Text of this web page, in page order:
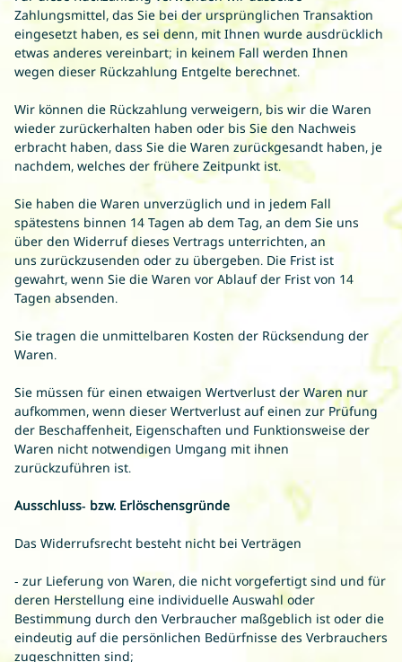
Zahlungsmittel, das Sie bei der ursprünglichen Transaktion
eingesetzt haben, es sei denn, mit Ihnen wurde ausdrücklich
etwas anderes vereinbart; in keinem Fall werden Ihnen
wegen dieser Rückzahlung Entgelte berechnet.
Wir können die Rückzahlung verweigern, bis wir die Waren
wieder zurückerhalten haben oder bis Sie den Nachweis
erbracht haben, dass Sie die Waren zurückgesandt haben, je
nachdem, welches der frühere Zeitpunkt ist.
Sie haben die Waren unverzüglich und in jedem Fall
spätestens binnen 14 Tagen ab dem Tag, an dem Sie uns
über den Widerruf dieses Vertrags unterrichten, an
uns zurückzusenden oder zu übergeben. Die Frist ist
gewahrt, wenn Sie die Waren vor Ablauf der Frist von 14
Tagen absenden.
Sie tragen die unmittelbaren Kosten der Rücksendung der
Waren.
Sie müssen für einen etwaigen Wertverlust der Waren nur
aufkommen, wenn dieser Wertverlust auf einen zur Prüfung
der Beschaffenheit, Eigenschaften und Funktionsweise der
Waren nicht notwendigen Umgang mit ihnen
zurückzuführen ist.
Ausschluss- bzw. Erlöschensgründe
Das Widerrufsrecht besteht nicht bei Verträgen
- zur Lieferung von Waren, die nicht vorgefertigt sind und für
deren Herstellung eine individuelle Auswahl oder
Bestimmung durch den Verbraucher maßgeblich ist oder die
eindeutig auf die persönlichen Bedürfnisse des Verbrauchers
zugeschnitten sind;